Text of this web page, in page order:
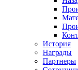
История
Награды
Партнеры